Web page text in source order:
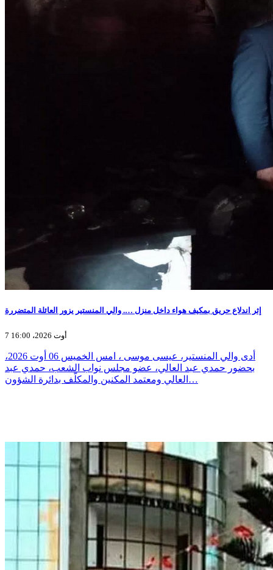
إثر اندلاع حريق بمكيف هواء داخل منزل …. والي المنستير يزور العائلة المتضررة
7 أوت 2026، 16:00
أدى والي المنستير، عيسى موسى ، امس الخميس 06 أوت 2026،
بحضور حمدي عبد العالي، عضو مجلس نواب الشعب، حمدي عبد
العالي ومعتمد المكنين والمكلّف بدائرة الشؤون…